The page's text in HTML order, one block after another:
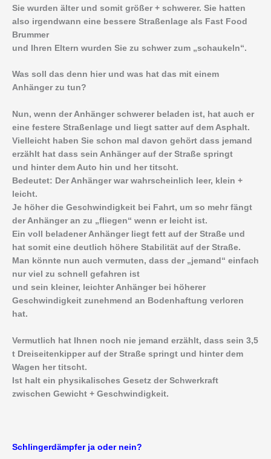
Sie wurden älter und somit größer + schwerer. Sie hatten
also irgendwann eine bessere Straßenlage als Fast Food
Brummer
und Ihren Eltern wurden Sie zu schwer zum „schaukeln“.
Was soll das denn hier und was hat das mit einem
Anhänger zu tun?
Nun, wenn der Anhänger schwerer beladen ist, hat auch er
eine festere Straßenlage und liegt satter auf dem Asphalt.
Vielleicht haben Sie schon mal davon gehört dass jemand
erzählt hat dass sein Anhänger auf der Straße springt
und hinter dem Auto hin und her titscht.
Bedeutet: Der Anhänger war wahrscheinlich leer, klein +
leicht.
Je höher die Geschwindigkeit bei Fahrt, um so mehr fängt
der Anhänger an zu „fliegen“ wenn er leicht ist.
Ein voll beladener Anhänger liegt fett auf der Straße und
hat somit eine deutlich höhere Stabilität auf der Straße.
Man könnte nun auch vermuten, dass der „jemand“ einfach
nur viel zu schnell gefahren ist
und sein kleiner, leichter Anhänger bei höherer
Geschwindigkeit zunehmend an Bodenhaftung verloren
hat.
Vermutlich hat Ihnen noch nie jemand erzählt, dass sein 3,5
t Dreiseitenkipper auf der Straße springt und hinter dem
Wagen her titscht.
Ist halt ein physikalisches Gesetz der Schwerkraft
zwischen Gewicht + Geschwindigkeit.
Schlingerdämpfer ja oder nein?